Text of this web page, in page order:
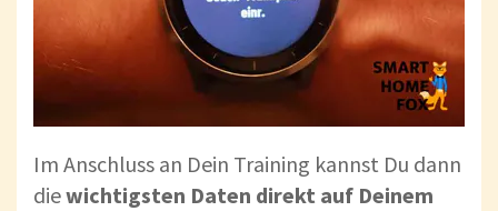
Im Anschluss an Dein Training kannst Du dann
diewichtigsten Daten direkt auf Deinem